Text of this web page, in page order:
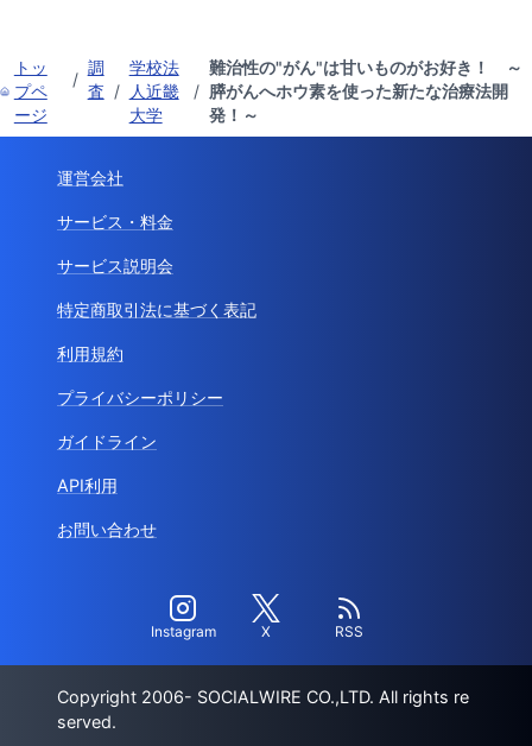
トッ
プペ
ージ
/
調
査 /
学校法
人近畿
大学
/
難治性の"がん"は甘いものがお好き！ ～
膵がんへホウ素を使った新たな治療法開
発！～
運営会社
サービス・料金
サービス説明会
特定商取引法に基づく表記
利用規約
プライバシーポリシー
ガイドライン
API利用
お問い合わせ
Instagram X RSS
Copyright 2006- SOCIALWIRE CO.,LTD. All rights re
served.